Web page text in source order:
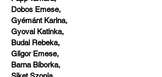
Dobos Emese,
Gyémánt Karina,
Gyovai Katinka,
Budai Rebeka,
Gligor Emese,
Barna Bíborka,